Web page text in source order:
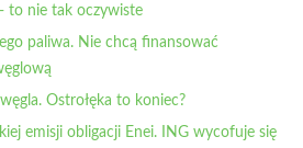
to nie tak oczywiste
paliwa. Nie chcą finansować
Ostrołęka to koniec?
emisji obligacji Enei. ING wycofuje się